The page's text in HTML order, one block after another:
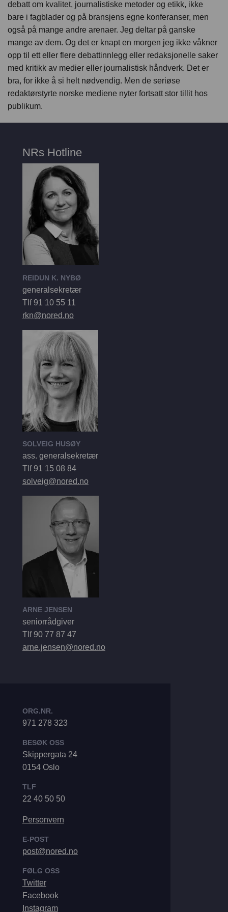
debatt om kvalitet, journalistiske metoder og etikk, ikke
bare i fagblader og på bransjens egne konferanser, men
også på mange andre arenaer. Jeg deltar på ganske
mange av dem. Og det er knapt en morgen jeg ikke våkner
opp til ett eller flere debattinnlegg eller redaksjonelle saker
med kritikk av medier eller journalistisk håndverk. Det er
bra, for ikke å si helt nødvendig. Men de seriøse
redaktørstyrte norske mediene nyter fortsatt stor tillit hos
publikum.
NRs Hotline
REIDUN K. NYBØ
generalsekretær
Tlf 91 10 55 11
rkn@nored.no
SOLVEIG HUSØY
ass. generalsekretær
Tlf 91 15 08 84
solveig@nored.no
ARNE JENSEN
seniorrådgiver
Tlf 90 77 87 47
arne.jensen@nored.no
ORG.NR.
971 278 323
BESØK OSS
Skippergata 24
0154 Oslo
TLF
22 40 50 50
Personvern
E-POST
post@nored.no
FØLG OSS
Twitter
Facebook
Instagram